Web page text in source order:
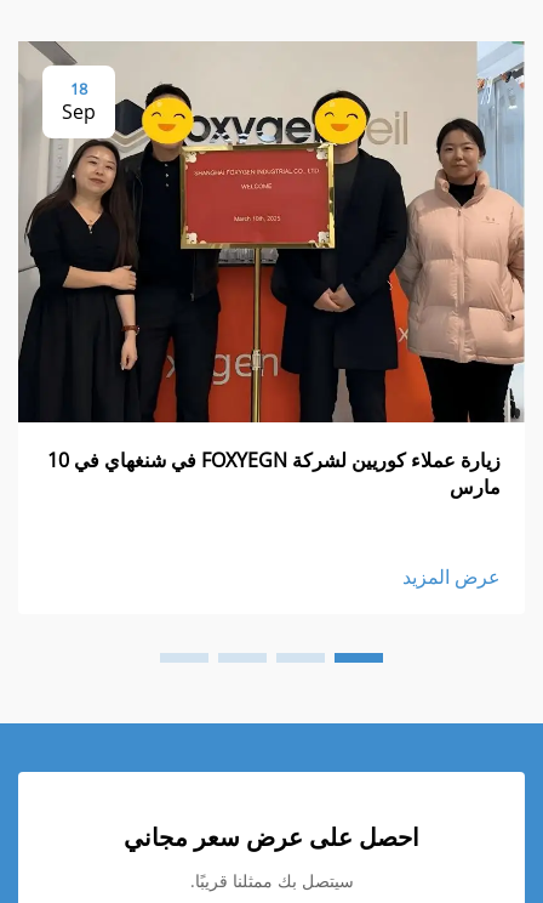
18
Sep
زيارة عملاء كوريين لشركة FOXYEGN في شنغهاي في 10
مارس
عرض المزيد
احصل على عرض سعر مجاني
سيتصل بك ممثلنا قريبًا.